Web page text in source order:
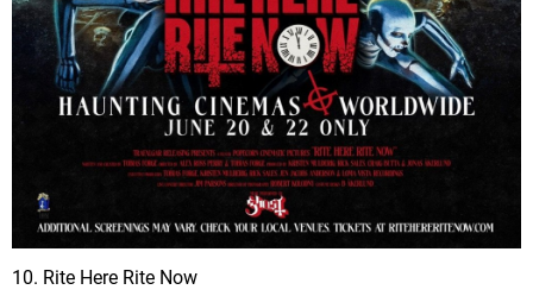
10. Rite Here Rite Now